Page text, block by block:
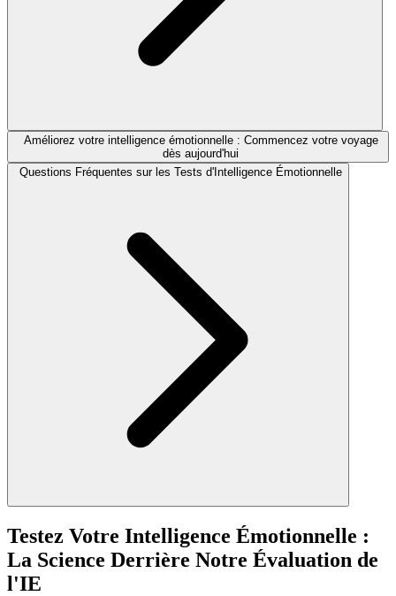
Améliorez votre intelligence émotionnelle : Commencez votre voyage
dès aujourd'hui
Questions Fréquentes sur les Tests d'Intelligence Émotionnelle
Testez Votre Intelligence Émotionnelle :
La Science Derrière Notre Évaluation de
l'IE